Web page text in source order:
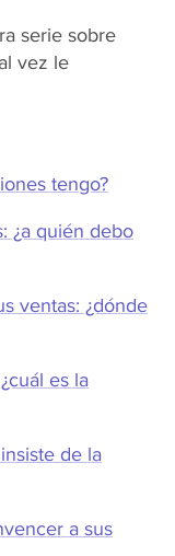
serie sobre
vez le
tengo?
¿a quién debo
ventas: ¿dónde
es la
de la
a sus